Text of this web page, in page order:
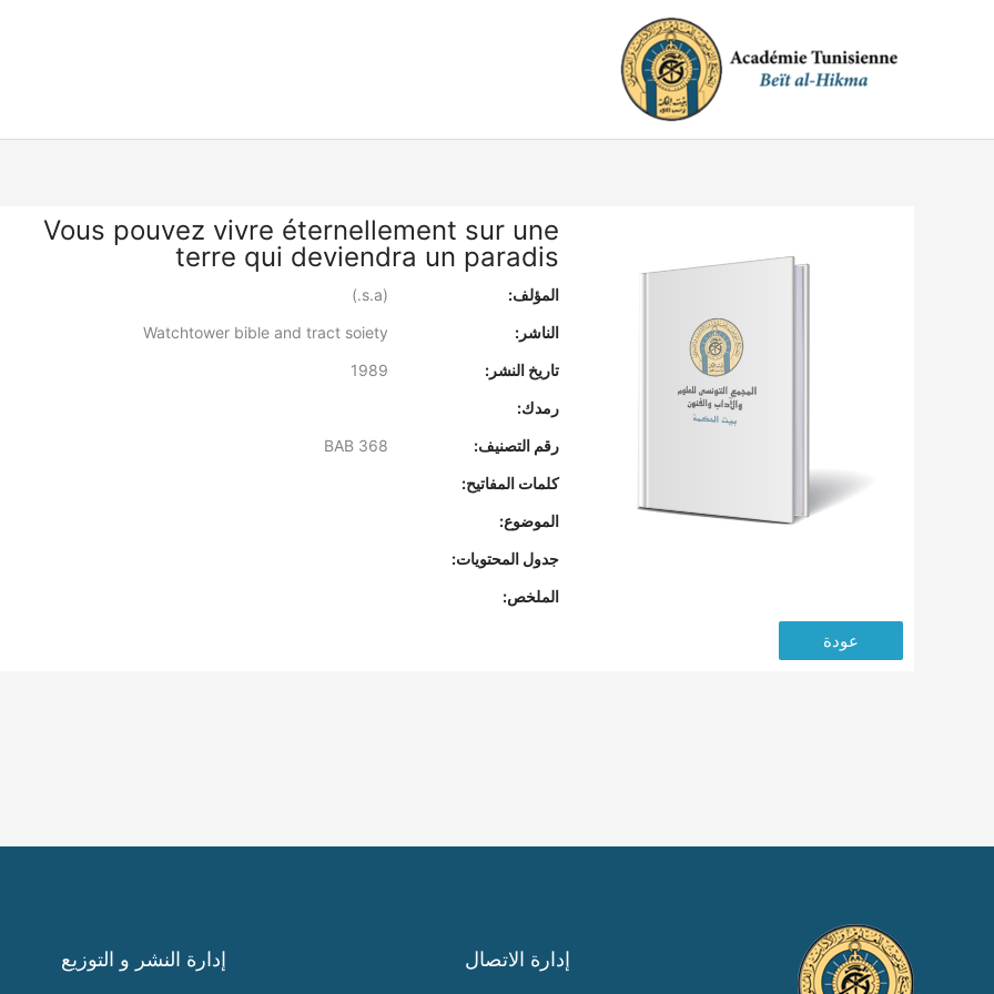
Vous pouvez vivre éternellement sur une
terre qui deviendra un paradis
المؤلف:
(s.a.)
الناشر:
تاريخ النشر:
رمدك:
رقم التصنيف:
كلمات المفاتيح:
الموضوع:
جدول المحتويات:
الملخص:
عودة
إدارة الاتصال إدارة النشر و التوزيع